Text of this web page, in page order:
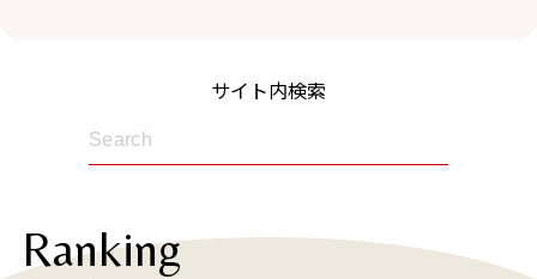
サイト内検索
Ranking